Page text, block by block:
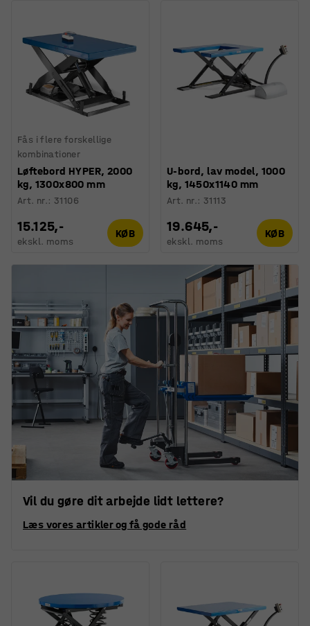
Fås i flere forskellige
kombinationer
Løftebord HYPER, 2000
kg, 1300x800 mm
Art. nr.: 31106
15.125,-
ekskl. moms
KØB
U-bord, lav model, 1000
kg, 1450x1140 mm
Art. nr.: 31113
19.645,-
ekskl. moms
KØB
Vil du gøre dit arbejde lidt lettere?
Læs vores artikler og få gode råd